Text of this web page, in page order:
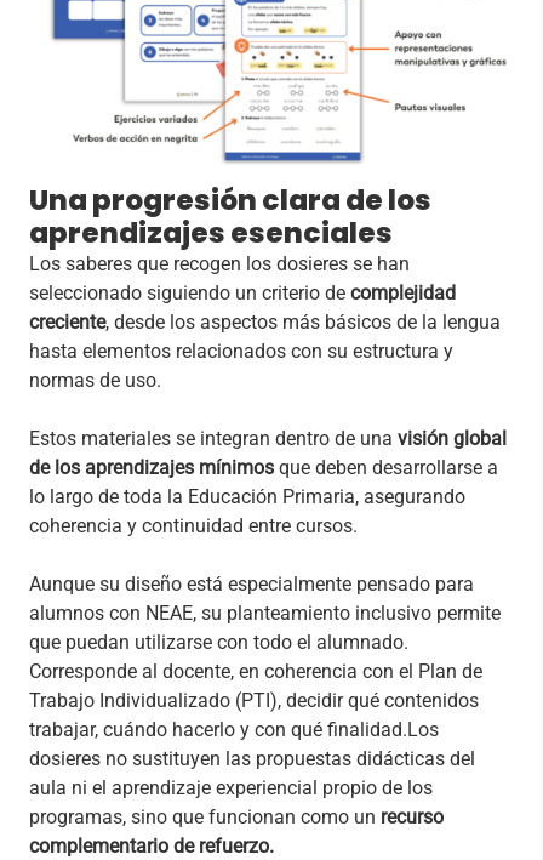
Una progresión clara de los
aprendizajes esenciales
Los saberes que recogen los dosieres se han
seleccionado siguiendo un criterio de complejidad
creciente, desde los aspectos más básicos de la lengua
hasta elementos relacionados con su estructura y
normas de uso.
Estos materiales se integran dentro de una visión global
de los aprendizajes mínimos que deben desarrollarse a
lo largo de toda la Educación Primaria, asegurando
coherencia y continuidad entre cursos.
Aunque su diseño está especialmente pensado para
alumnos con NEAE, su planteamiento inclusivo permite
que puedan utilizarse con todo el alumnado.
Corresponde al docente, en coherencia con el Plan de
Trabajo Individualizado (PTI), decidir qué contenidos
trabajar, cuándo hacerlo y con qué finalidad.Los
dosieres no sustituyen las propuestas didácticas del
aula ni el aprendizaje experiencial propio de los
programas, sino que funcionan como un recurso
complementario de refuerzo.